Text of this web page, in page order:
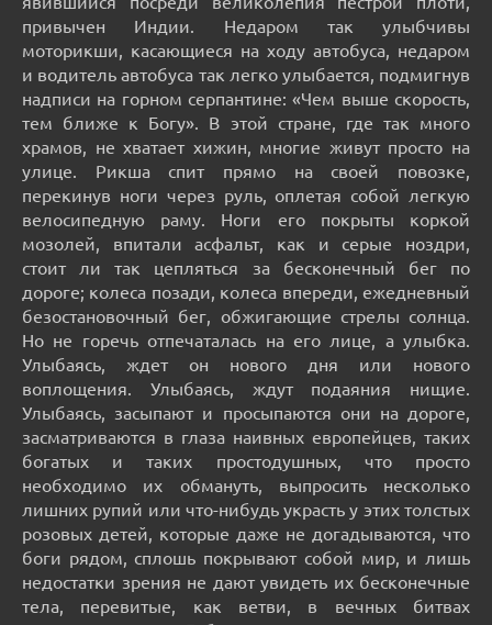
привычен Индии. Недаром так улыбчивы
моторикши, касающиеся на ходу автобуса, недаром
и водитель автобуса так легко улыбается, подмигнув
надписи на горном серпантине: «Чем выше скорость,
тем ближе к Богу». В этой стране, где так много
храмов, не хватает хижин, многие живут просто на
улице. Рикша спит прямо на своей повозке,
перекинув ноги через руль, оплетая собой легкую
велосипедную раму. Ноги его покрыты коркой
мозолей, впитали асфальт, как и серые ноздри,
стоит ли так цепляться за бесконечный бег по
дороге; колеса позади, колеса впереди, ежедневный
безостановочный бег, обжигающие стрелы солнца.
Но не горечь отпечаталась на его лице, а улыбка.
Улыбаясь, ждет он нового дня или нового
воплощения. Улыбаясь, ждут подаяния нищие.
Улыбаясь, засыпают и просыпаются они на дороге,
засматриваются в глаза наивных европейцев, таких
богатых и таких простодушных, что просто
необходимо их обмануть, выпросить несколько
лишних рупий или что-нибудь украсть у этих толстых
розовых детей, которые даже не догадываются, что
боги рядом, сплошь покрывают собой мир, и лишь
недостатки зрения не дают увидеть их бесконечные
тела, перевитые, как ветви, в вечных битвах